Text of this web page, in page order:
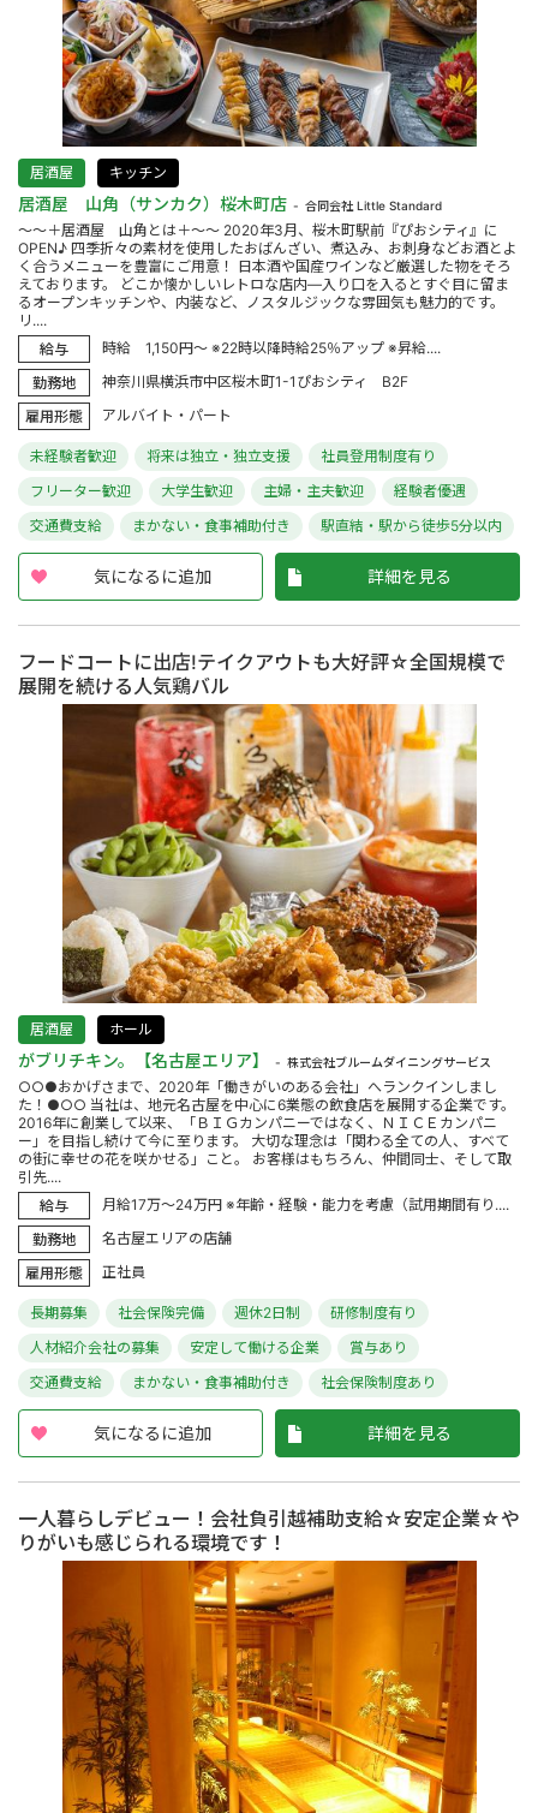
居酒屋 キッチン
居酒屋 山角（サンカク）桜木町店 合同会社 Little Standard
～～＋居酒屋 山角とは＋～～ 2020年3月、桜木町駅前『ぴおシティ』に
OPEN♪ 四季折々の素材を使用したおばんざい、煮込み、お刺身などお酒とよ
く合うメニューを豊富にご用意！ 日本酒や国産ワインなど厳選した物をそろ
えております。 どこか懐かしいレトロな店内―入り口を入るとすぐ目に留ま
るオープンキッチンや、内装など、ノスタルジックな雰囲気も魅力的です。
リ....
給与
時給 1,150円～ ※22時以降時給25％アップ ※昇給....
勤務地
神奈川県横浜市中区桜木町1-1ぴおシティ B2F
雇用形態
アルバイト・パート
未経験者歓迎 将来は独立・独立支援
社員登用制度有り
フリーター歓迎
大学生歓迎 主婦・主夫歓迎
経験者優遇
交通費支給
まかない・食事補助付き 駅直結・駅から徒歩5分以内
気になるに追加 詳細を見る
フードコートに出店!テイクアウトも大好評☆全国規模で
展開を続ける人気鶏バル
居酒屋 ホール
がブリチキン。【名古屋エリア】 株式会社ブルームダイニングサービス
○○●おかげさまで、2020年「働きがいのある会社」へランクインしまし
た！●○○ 当社は、地元名古屋を中心に6業態の飲食店を展開する企業です。
2016年に創業して以来、「ＢＩＧカンパニーではなく、ＮＩＣＥカンパニ
ー」を目指し続けて今に至ります。 大切な理念は「関わる全ての人、すべて
の街に幸せの花を咲かせる」こと。 お客様はもちろん、仲間同士、そして取
引先....
給与
月給17万～24万円 ※年齢・経験・能力を考慮（試用期間有り....
勤務地
名古屋エリアの店舗
雇用形態
正社員
長期募集 社会保険完備 週休2日制
研修制度有り
人材紹介会社の募集
安定して働ける企業
賞与あり
交通費支給
まかない・食事補助付き 社会保険制度あり
気になるに追加 詳細を見る
一人暮らしデビュー！会社負引越補助支給☆安定企業☆や
りがいも感じられる環境です！